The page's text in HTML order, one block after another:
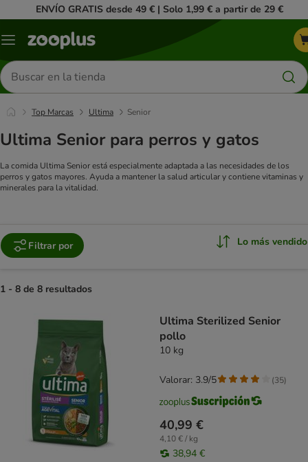
ENVÍO GRATIS desde 49 € | Solo 1,99 € a partir de 29 €
Menú
Buscar
productos
Top Marcas Ultima Senior
Ultima Senior para perros y gatos
La comida Ultima Senior está especialmente adaptada a las necesidades de los
perros y gatos mayores. Ayuda a mantener la salud articular y contiene vitaminas y
minerales para la vitalidad.
Filtrar por Lo más vendido
1 - 8 de 8 resultados
Ultima Sterilized Senior
pollo
10 kg
40,99 €
4,10 € / kg
38,94 €
Valorar: 3.9/5 (35)